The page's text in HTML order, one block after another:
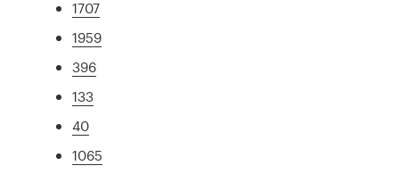
1707
1959
396
133
40
1065